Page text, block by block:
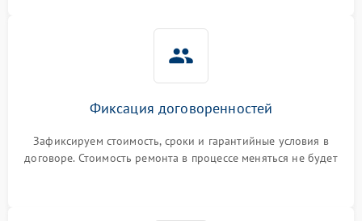
Фиксация договоренностей
Зафиксируем стоимость, сроки и гарантийные условия в
договоре. Стоимость ремонта в процессе меняться не будет